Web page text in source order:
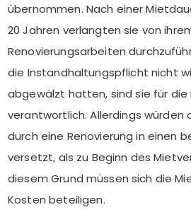
übernommen. Nach einer
20 Jahren verlangten sie von
Renovierungsarbeiten
die Instandhaltungspflicht nicht
abgewälzt hatten, sind sie für
verantwortlich. Allerdings würden
durch eine Renovierung in einen
versetzt, als zu Beginn des
diesem Grund müssen sich die
Kosten beteiligen.